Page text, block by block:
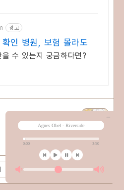
광고
인 병원, 보험 몰라도
수 있는지 궁금하다면?